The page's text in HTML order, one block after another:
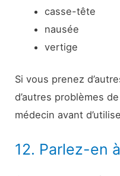
casse-tête
nausée
vertige
Si vous prenez
d’autres problèmes
médecin avant
12. Parlez-en